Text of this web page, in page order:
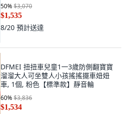
50%$3,070
$1,535
8/20 預計送達
DFMEI 扭扭車兒童1一3歲防側翻寶寶
溜溜大人可坐雙人小孩搖搖擺車妞妞
車, 1個, 粉色【標準款】靜音輪
60%$3,836
$1,534